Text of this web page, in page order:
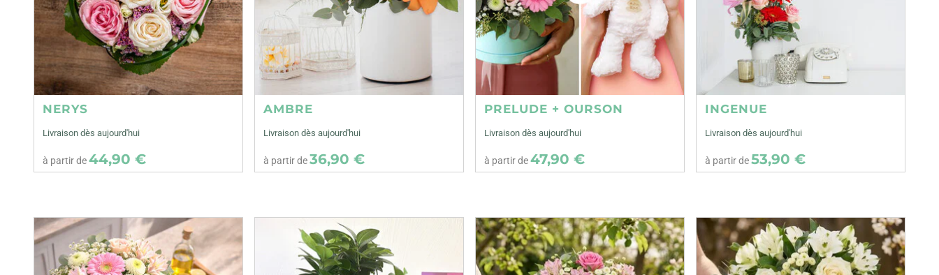
NERYS
Livraison dès aujourd'hui
à partir de44,90 €
AMBRE
Livraison dès aujourd'hui
à partir de36,90 €
PRELUDE + OURSON
Livraison dès aujourd'hui
à partir de47,90 €
INGENUE
Livraison dès aujourd'hui
à partir de53,90 €